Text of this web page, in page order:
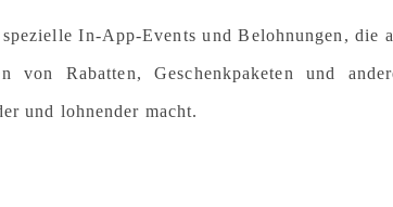
In-App-Events und Belohnungen, die
Rabatten, Geschenkpaketen und
und lohnender macht.